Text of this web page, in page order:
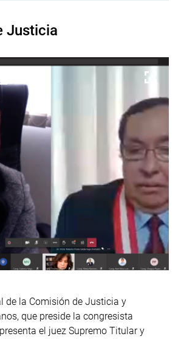
Justicia
de la Comisión de Justicia y
que preside la congresista
el juez Supremo Titular y